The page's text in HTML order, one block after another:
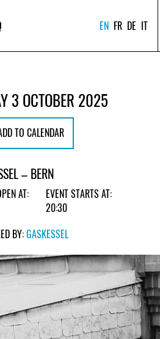
EN FR DE IT
3 OCTOBER 2025
TO CALENDAR
– BERN
AT:
EVENT STARTS AT:
20:30
BY:GASKESSEL